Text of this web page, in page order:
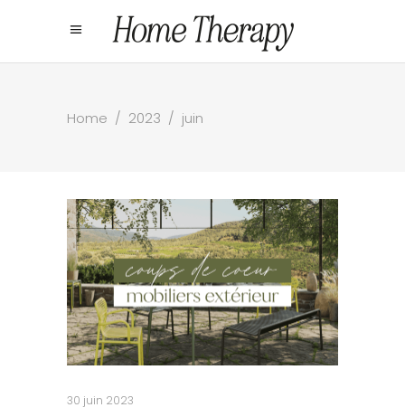
Home / 2023 / juin
30 juin 2023